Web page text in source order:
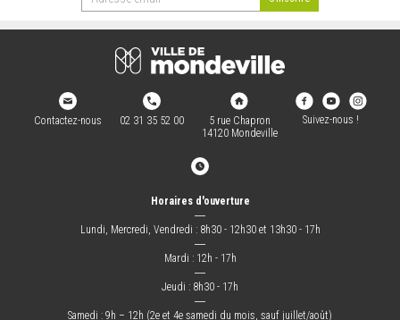
Contactez-nous 02 31 35 52 00
5 rue Chapron
14120 Mondeville
Suivez-nous !
Horaires d'ouverture
―
Lundi, Mercredi, Vendredi : 8h30 - 12h30 et 13h30 - 17h
―
Mardi : 12h - 17h
―
Jeudi : 8h30 - 17h
―
Samedi : 9h – 12h (2e et 4e samedi du mois, sauf juillet/août)